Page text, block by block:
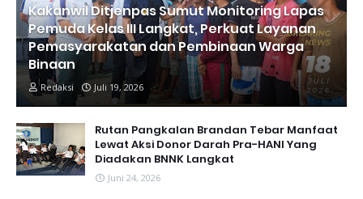
Kakanwil Ditjenpas Sumut Monitoring Lapas
Pemuda Kelas III Langkat, Perkuat Layanan
Pemasyarakatan dan Pembinaan Warga
Binaan
Redaksi Juli 19, 2026
Rutan Pangkalan Brandan Tebar Manfaat
Lewat Aksi Donor Darah Pra-HANI Yang
Diadakan BNNK Langkat
Juni 24, 2026